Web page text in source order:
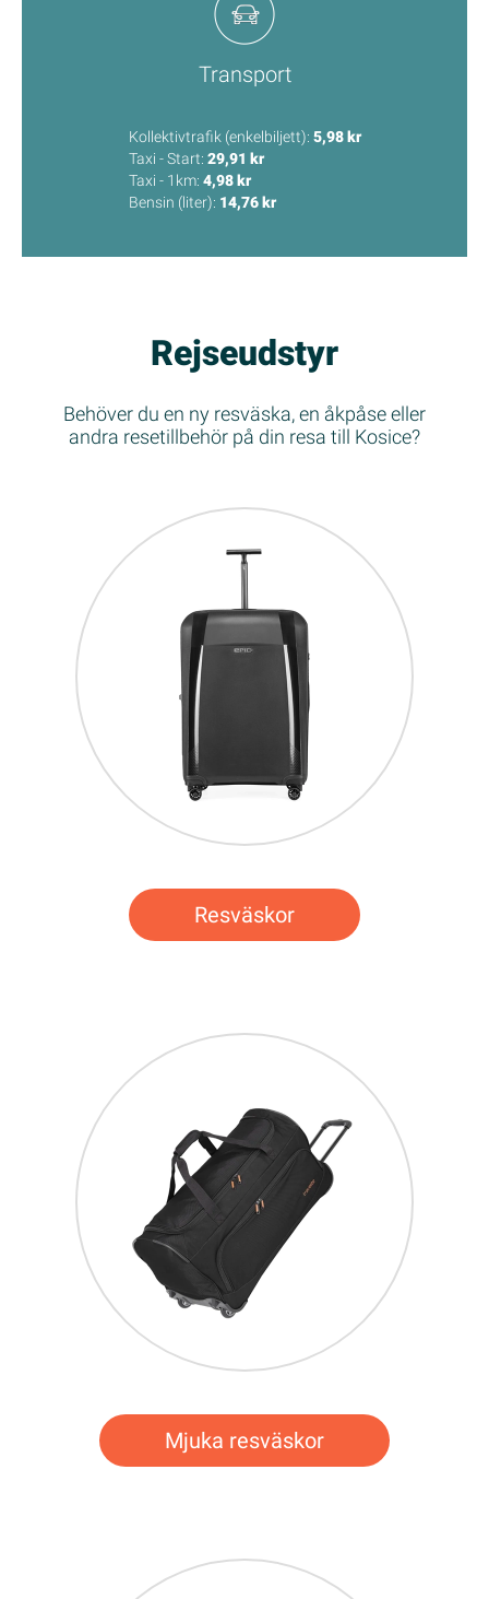
Transport
Kollektivtrafik (enkelbiljett): 5,98 kr
Taxi - Start: 29,91 kr
Taxi - 1km: 4,98 kr
Bensin (liter): 14,76 kr
Rejseudstyr
Behöver du en ny resväska, en åkpåse eller
andra resetillbehör på din resa till Kosice?
Resväskor
Mjuka resväskor